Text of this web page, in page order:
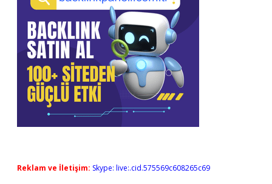
Reklam ve İletişim: Skype: live:.cid.575569c608265c69